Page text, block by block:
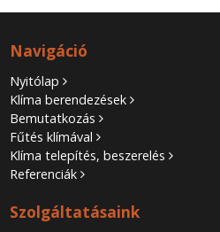
Navigáció
Nyitólap
Klíma berendezések
Bemutatkozás
Fűtés klímával
Klíma telepítés, beszerelés
Referenciák
Szolgáltatásaink